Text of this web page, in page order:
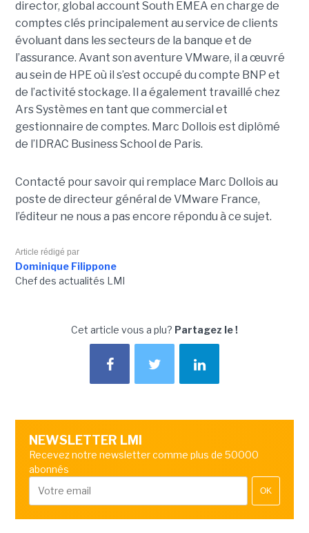
director, global account South EMEA en charge de
comptes clés principalement au service de clients
évoluant dans les secteurs de la banque et de
l’assurance. Avant son aventure VMware, il a œuvré
au sein de HPE où il s’est occupé du compte BNP et
de l’activité stockage. Il a également travaillé chez
Ars Systèmes en tant que commercial et
gestionnaire de comptes. Marc Dollois est diplômé
de l’IDRAC Business School de Paris.
Contacté pour savoir qui remplace Marc Dollois au
poste de directeur général de VMware France,
l’éditeur ne nous a pas encore répondu à ce sujet.
Article rédigé par
Dominique Filippone
Chef des actualités LMI
Cet article vous a plu? Partagez le !
NEWSLETTER LMI
Recevez notre newsletter comme plus de 50000
abonnés
OK